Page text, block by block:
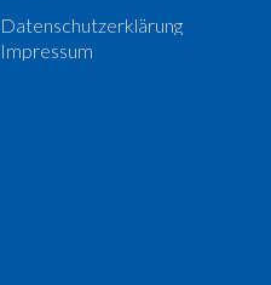
Datenschutzerklärung
Impressum